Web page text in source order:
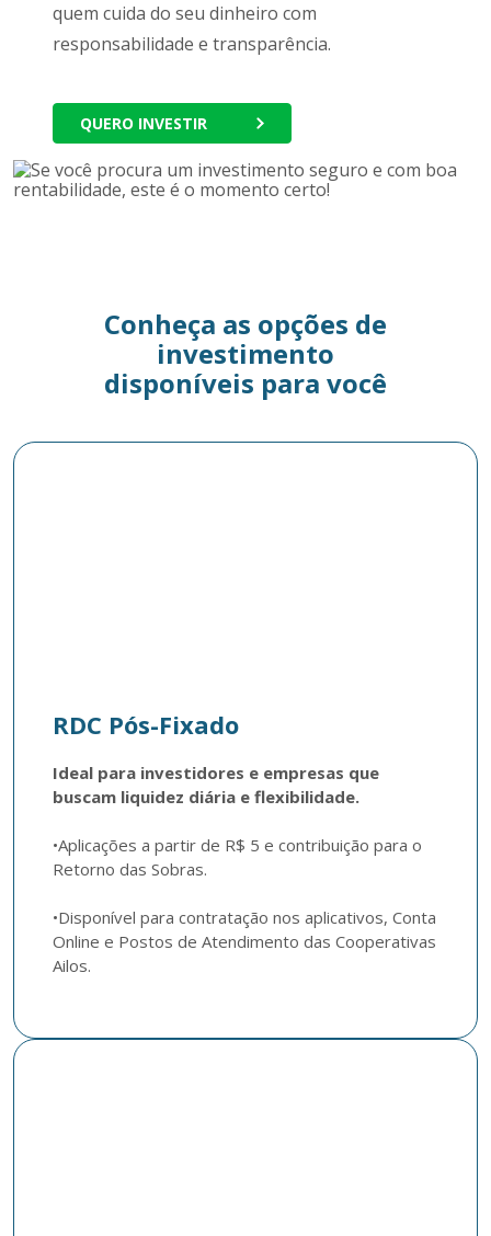
quem cuida do seu dinheiro com
responsabilidade e transparência.
QUERO INVESTIR
Conheça as opções de
investimento
disponíveis para você
RDC Pós-Fixado
Ideal para investidores e empresas que
buscam liquidez diária e flexibilidade.
•Aplicações a partir de R$ 5 e contribuição para o
Retorno das Sobras.
•Disponível para contratação nos aplicativos, Conta
Online e Postos de Atendimento das Cooperativas